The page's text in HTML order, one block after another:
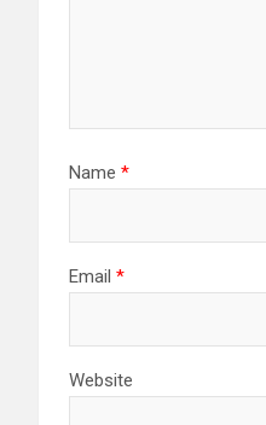
Name *
Email *
Website